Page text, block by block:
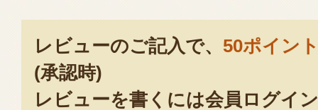
レビューのご記入で、 50ポイン
(承認時)
レビューを書くには会員ログイ